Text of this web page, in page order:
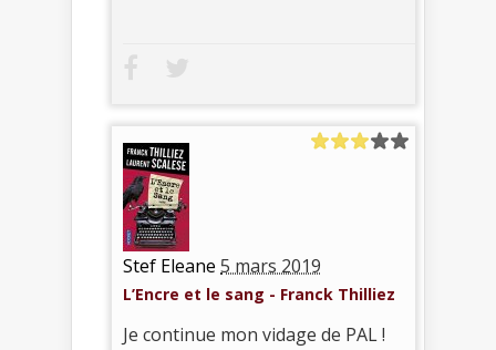
Stef Eleane 5 mars 2019
L’Encre et le sang - Franck Thilliez
Je continue mon vidage de PAL !